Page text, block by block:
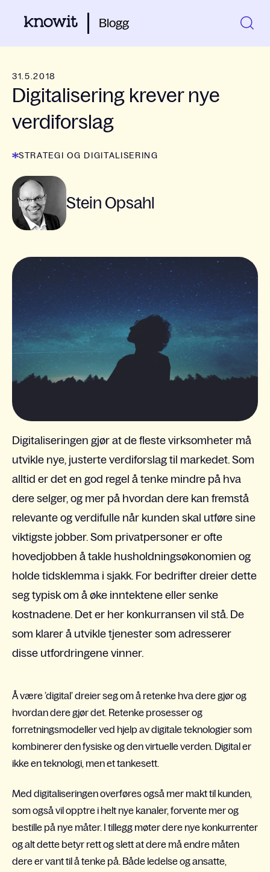
Blogg
31.5.2018
Digitalisering krever nye
verdiforslag
STRATEGI OG DIGITALISERING
Stein Opsahl
Digitaliseringen gjør at de fleste virksomheter må
utvikle nye, justerte verdiforslag til markedet. Som
alltid er det en god regel å tenke mindre på hva
dere selger, og mer på hvordan dere kan fremstå
relevante og verdifulle når kunden skal utføre sine
viktigste jobber. Som privatpersoner er ofte
hovedjobben å takle husholdningsøkonomien og
holde tidsklemma i sjakk. For bedrifter dreier dette
seg typisk om å øke inntektene eller senke
kostnadene. Det er her konkurransen vil stå. De
som klarer å utvikle tjenester som adresserer
disse utfordringene vinner.
Å være ’digital’ dreier seg om å retenke hva dere gjør og
hvordan dere gjør det. Retenke prosesser og
forretningsmodeller ved hjelp av digitale teknologier som
kombinerer den fysiske og den virtuelle verden. Digital er
ikke en teknologi, men et tankesett.
Med digitaliseringen overføres også mer makt til kunden,
som også vil opptre i helt nye kanaler, forvente mer og
bestille på nye måter. I tillegg møter dere nye konkurrenter
og alt dette betyr rett og slett at dere må endre måten
dere er vant til å tenke på. Både ledelse og ansatte,